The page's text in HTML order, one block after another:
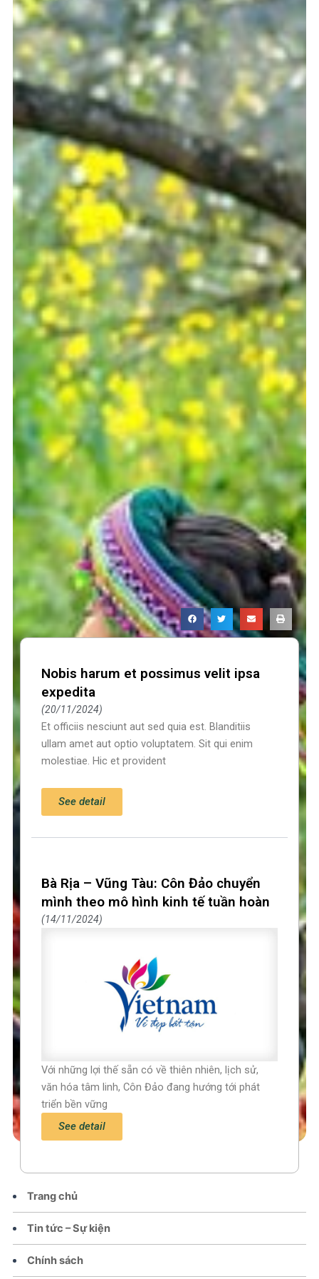
Trang chủ
Tin tức – Sự kiện
Chính sách
Nobis harum et possimus velit ipsa
expedita
20/11/2024
Et officiis nesciunt aut sed quia est. Blanditiis
ullam amet aut optio voluptatem. Sit qui enim
molestiae. Hic et provident
See detail
Bà Rịa – Vũng Tàu: Côn Đảo chuyển
mình theo mô hình kinh tế tuần hoàn
14/11/2024
Với những lợi thế sẵn có về thiên nhiên, lịch sử,
văn hóa tâm linh, Côn Đảo đang hướng tới phát
triển bền vững
See detail